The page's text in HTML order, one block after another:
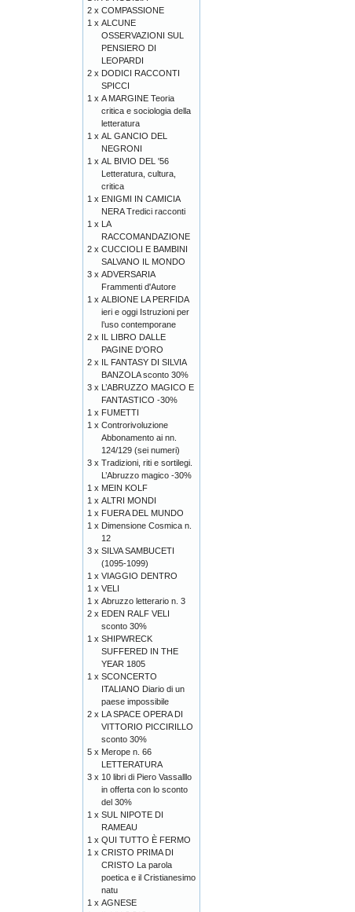
2 x COMPASSIONE
1 x ALCUNE
OSSERVAZIONI SUL
PENSIERO DI
LEOPARDI
2 x DODICI RACCONTI
SPICCI
1 x A MARGINE Teoria
critica e sociologia della
letteratura
1 x AL GANCIO DEL
NEGRONI
1 x AL BIVIO DEL '56
Letteratura, cultura,
critica
1 x ENIGMI IN CAMICIA
NERA Tredici racconti
1 x LA
RACCOMANDAZIONE
2 x CUCCIOLI E BAMBINI
SALVANO IL MONDO
3 x ADVERSARIA
Frammenti d'Autore
1 x ALBIONE LA PERFIDA
ieri e oggi Istruzioni per
l’uso contemporane
2 x IL LIBRO DALLE
PAGINE D'ORO
2 x IL FANTASY DI SILVIA
BANZOLA sconto 30%
3 x L’ABRUZZO MAGICO E
FANTASTICO -30%
1 x FUMETTI
1 x Controrivoluzione
Abbonamento ai nn.
124/129 (sei numeri)
3 x Tradizioni, riti e sortilegi.
L’Abruzzo magico -30%
1 x MEIN KOLF
1 x ALTRI MONDI
1 x FUERA DEL MUNDO
1 x Dimensione Cosmica n.
12
3 x SILVA SAMBUCETI
(1095-1099)
1 x VIAGGIO DENTRO
1 x VELI
1 x Abruzzo letterario n. 3
2 x EDEN RALF VELI
sconto 30%
1 x SHIPWRECK
SUFFERED IN THE
YEAR 1805
1 x SCONCERTO
ITALIANO Diario di un
paese impossibile
2 x LA SPACE OPERA DI
VITTORIO PICCIRILLO
sconto 30%
5 x Merope n. 66
LETTERATURA
3 x 10 libri di Piero Vassalllo
in offerta con lo sconto
del 30%
1 x SUL NIPOTE DI
RAMEAU
1 x QUI TUTTO È FERMO
1 x CRISTO PRIMA DI
CRISTO La parola
poetica e il Cristianesimo
natu
1 x AGNESE